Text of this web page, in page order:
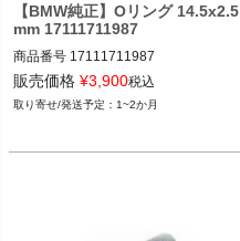
【BMW純正】Oリング 14.5x2.5
mm 17111711987
商品番号 17111711987
17111711987
販売価格 ¥3,900税込
1~2か月